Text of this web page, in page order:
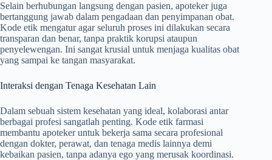
Selain berhubungan langsung dengan pasien, apoteker juga
bertanggung jawab dalam pengadaan dan penyimpanan obat.
Kode etik mengatur agar seluruh proses ini dilakukan secara
transparan dan benar, tanpa praktik korupsi ataupun
penyelewengan. Ini sangat krusial untuk menjaga kualitas obat
yang sampai ke tangan masyarakat.
Interaksi dengan Tenaga Kesehatan Lain
Dalam sebuah sistem kesehatan yang ideal, kolaborasi antar
berbagai profesi sangatlah penting. Kode etik farmasi
membantu apoteker untuk bekerja sama secara profesional
dengan dokter, perawat, dan tenaga medis lainnya demi
kebaikan pasien, tanpa adanya ego yang merusak koordinasi.